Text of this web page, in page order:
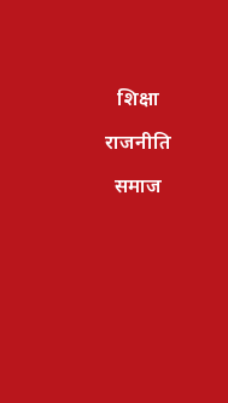
शिक्षा
राजनीति
समाज